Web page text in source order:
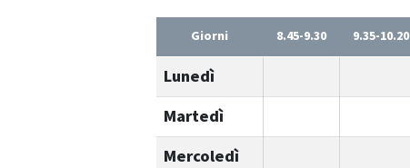
Giorni 8.45-9.30 9.35-10.20
Lunedì
Martedì
Mercoledì